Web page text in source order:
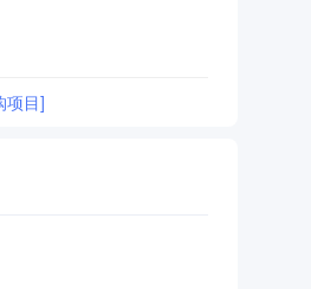
项目]